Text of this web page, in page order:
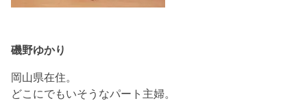
磯野ゆかり
岡山県在住。
どこにでもいそうなパート主婦。